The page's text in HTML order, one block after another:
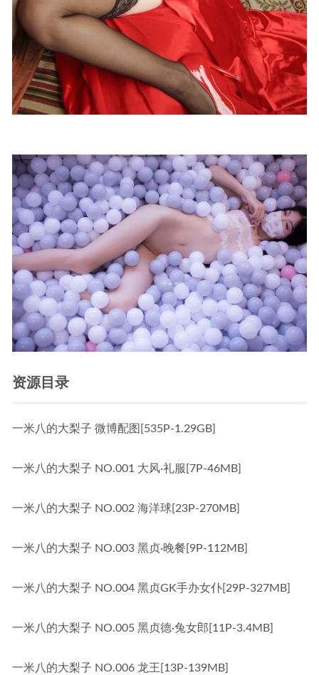
资源目录
一米八的大梨子 微博配图[535P-1.29GB]
一米八的大梨子 NO.001 大风·礼服[7P-46MB]
一米八的大梨子 NO.002 海洋球[23P-270MB]
一米八的大梨子 NO.003 黑贞·晚餐[9P-112MB]
一米八的大梨子 NO.004 黑贞GK手办女仆[29P-327MB]
一米八的大梨子 NO.005 黑贞德·兔女郎[11P-3.4MB]
一米八的大梨子 NO.006 龙王[13P-139MB]